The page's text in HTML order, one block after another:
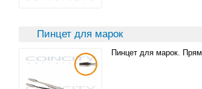
Пинцет для марок
Пинцет для марок.